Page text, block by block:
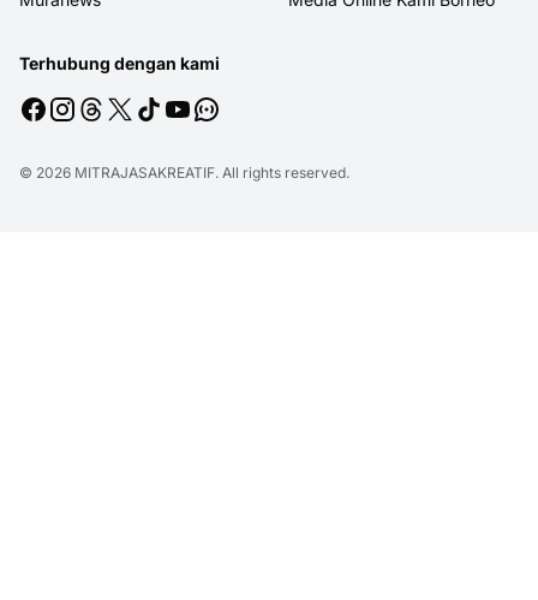
Terhubung dengan kami
© 2026 MITRAJASAKREATIF. All rights reserved.